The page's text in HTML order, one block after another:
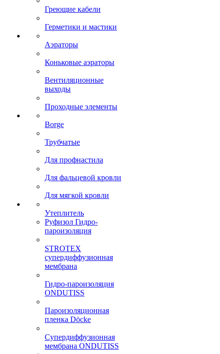
Греющие кабели
Герметики и мастики
Аэраторы
Коньковые аэраторы
Вентиляционные
выходы
Проходные элементы
Borge
Трубчатые
Для профнастила
Для фальцевой кровли
Для мягкой кровли
Утеплитель
Руфизол Гидро-
пароизоляция
STROTEX
супердиффузионная
мембрана
Гидро-пароизоляция
ONDUTISS
Пароизоляционная
пленка Döcke
Супердиффузионная
мембрана ONDUTISS